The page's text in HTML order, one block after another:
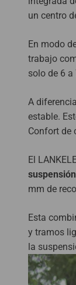
un centro
En modo
trabajo
solo de 6 a
A
estable.
Confort de
El
mm de
Esta
y tramos
la